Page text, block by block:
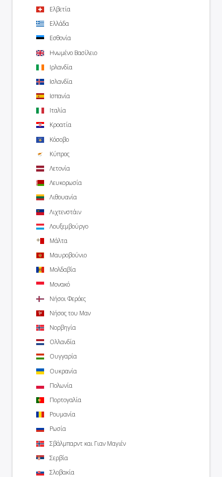
Ελβετία
Ελλάδα
Εσθονία
Ηνωμένο Βασίλειο
Ιρλανδία
Ισλανδία
Ισπανία
Ιταλία
Κροατία
Κόσοβο
Κύπρος
Λετονία
Λευκορωσία
Λιθουανία
Λιχτενστάιν
Λουξεμβούργο
Μάλτα
Μαυροβούνιο
Μολδαβία
Μονακό
Νήσοι Φερόες
Νήσος του Μαν
Νορβηγία
Ολλανδία
Ουγγαρία
Ουκρανία
Πολωνία
Πορτογαλία
Ρουμανία
Ρωσία
Σβάλμπαρντ και Γιαν Μαγιέν
Σερβία
Σλοβακία